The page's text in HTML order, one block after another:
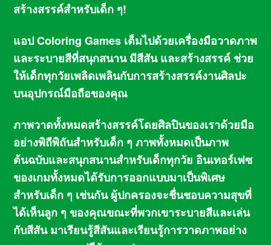
สร้างสรรค์สำหรับเด็ก ๆ!
แอป Coloring Games เต็มไปด้วยเครื่องมือวาดภาพ
และระบายสีที่สนุกสนาน มีสีสัน และสร้างสรรค์ ช่วย
ให้เด็กทุกวัยเพลิดเพลินกับการสร้างสรรค์งานศิลปะ
บนอุปกรณ์มือถือของคุณ
ภาพวาดทั้งหมดสร้างสรรค์โดยศิลปินของเราด้วยมือ
อย่างพิถีพิถันสำหรับเด็ก ๆ ภาพทั้งหมดเป็นภาพ
ต้นฉบับและสนุกสนานสำหรับเด็กทุกวัย อินเทอร์เฟซ
ของเกมทั้งหมดได้รับการออกแบบมาเป็นพิเศษ
สำหรับเด็ก ๆ เช่นกัน ผู้ปกครองจะชื่นชอบความสุขที่
ได้เห็นลูก ๆ ของคุณขณะที่พวกเขาระบายสีและเล่น
กับสีสัน มาเรียนรู้สีสันและเรียนรู้การวาดภาพอย่าง